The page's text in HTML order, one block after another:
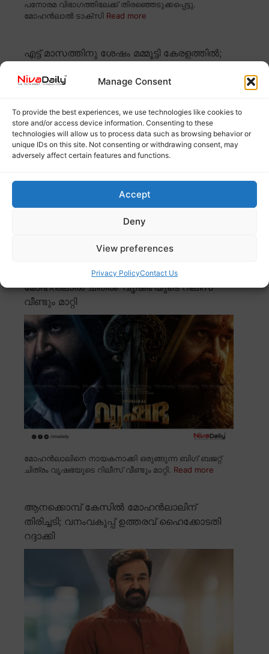
Manage Consent
To provide the best experiences, we use technologies like cookies to
store and/or access device information. Consenting to these
technologies will allow us to process data such as browsing behavior or
unique IDs on this site. Not consenting or withdrawing consent, may
adversely affect certain features and functions.
Accept
Deny
View preferences
Privacy PolicyContact Us
പനോരമ വിഭാഗത്തിലേക്ക് തിരഞ്ഞെടുക്കപ്പെട്ടു.
മോഹൻലാൽ ടാക്സി Read more
എട്ട് മാസത്തിനു ശേഷം മമ്മൂട്ടി കേരളത്തിൽ;
ആവേശത്തോടെ ആരാധകരും
കേരളത്തിൽ തിരിച്ചെത്തി. യുകെയിൽ നിന്ന്
മോഹൻലാൽ ചിത്രം ‘വൃഷഭ’യുടെ റിലീസ്
വീണ്ടും മാറ്റി
മോഹൻലാലിനെ നായകനാക്കി ഒരുങ്ങുന്ന ബിഗ് ബജറ്റ്
ചിത്രം വൃഷഭയുടെ റിലീസ് വീണ്ടും മാറ്റി. Read more
ആനക്കൊമ്പ് കേസിൽ മോഹൻലാലിന്
തിരിച്ചടി; വനംവകുപ്പ് ഉത്തരവ് ഹൈക്കോടതി
റദ്ദാക്കി